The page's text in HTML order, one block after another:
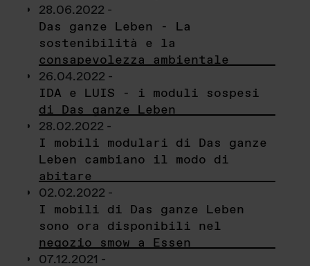
28.06.2022 -
Das ganze Leben - La
sostenibilità e la
consapevolezza ambientale
26.04.2022 -
IDA e LUIS - i moduli sospesi
di Das ganze Leben
28.02.2022 -
I mobili modulari di Das ganze
Leben cambiano il modo di
abitare
02.02.2022 -
I mobili di Das ganze Leben
sono ora disponibili nel
negozio smow a Essen
07.12.2021 -